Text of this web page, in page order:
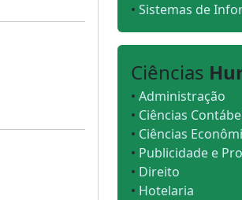
• Sistemas de
Ciências
• Administração
• Ciências
• Ciências
• Publicidade e
• Direito
• Hotelaria